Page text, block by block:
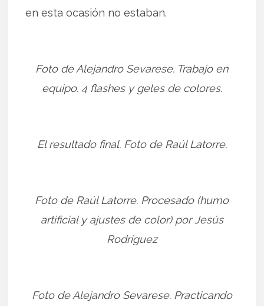
en esta ocasión no estaban.
Foto de Alejandro Sevarese. Trabajo en
equipo. 4 flashes y geles de colores.
El resultado final. Foto de Raúl Latorre.
Foto de Raúl Latorre. Procesado (humo
artificial y ajustes de color) por Jesús
Rodríguez
Foto de Alejandro Sevarese. Practicando